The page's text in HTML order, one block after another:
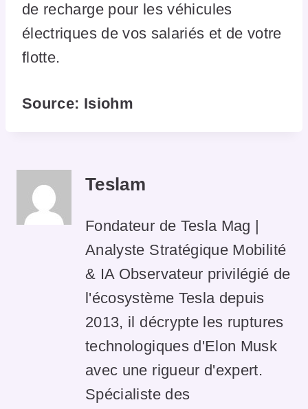
de recharge pour les véhicules
électriques de vos salariés et de votre
flotte.
Source: Isiohm
Teslam
Fondateur de Tesla Mag |
Analyste Stratégique Mobilité
& IA Observateur privilégié de
l'écosystème Tesla depuis
2013, il décrypte les ruptures
technologiques d'Elon Musk
avec une rigueur d'expert.
Spécialiste des